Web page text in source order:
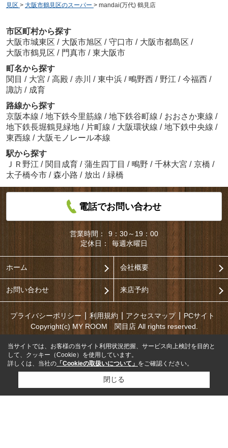
見区 > 大阪市鶴見区のスーパー > mandai(万代) 鶴見店
市区町村から探す
大阪市城東区 / 大阪市旭区 / 守口市 / 大阪市都島区 /
大阪市鶴見区 / 門真市 / 東大阪市
町名から探す
関目 / 大宮 / 高殿 / 赤川 / 東中浜 / 鴫野西 / 野江 / 今福西 /
諏訪 / 成育
路線から探す
京阪本線 / 地下鉄今里筋線 / 地下鉄谷町線 / おおさか東線 /
地下鉄長堀鶴見緑地 / 片町線 / 大阪環状線 / 地下鉄中央線 /
東西線 / 大阪モノレール本線
駅から探す
ＪＲ野江 / 関目成育 / 蒲生四丁目 / 鴫野 / 千林大宮 / 京橋 /
太子橋今市 / 森小路 / 放出 / 緑橋
電話でお問い合わせ
営業時間：
9：30～19：00
定休日：
毎週水曜日
ホーム 会社概要
お問い合わせ 来店予約
プライバシーポリシー 利用規約 アクセスマップ
PCサイト
Copyright(c) MY ROOM 関目店 All rights reserved.
当サイトでは、お客様の当サイト利用状況把握、サービス向上検討を目的と
して、クッキー（Cookie）を使用しています。
詳しくは、当社の 「Cookieの取扱いについて」 をご確認ください。
閉じる